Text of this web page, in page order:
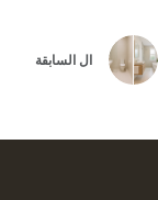
ال السابقة